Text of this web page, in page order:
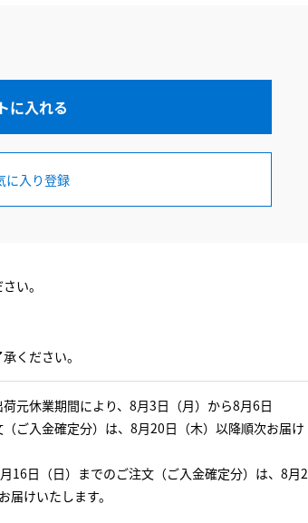
に入れる
に入り登録
い。
ください。
元休業期間により、8月3日（月）から8月6日
（ご入金確定分）は、8月20日（木）以降順次お届け
16日（日）までのご注文（ご入金確定分）は、8月2
届けいたします。